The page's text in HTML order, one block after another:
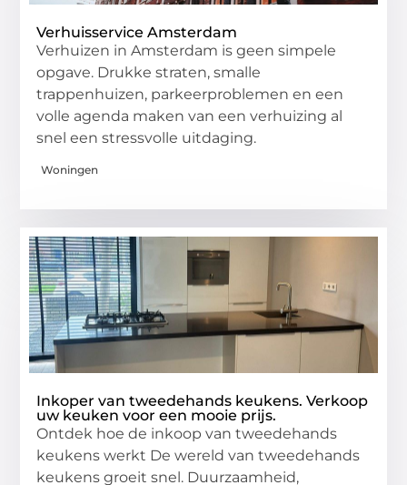
Verhuisservice Amsterdam
Verhuizen in Amsterdam is geen simpele
opgave. Drukke straten, smalle
trappenhuizen, parkeerproblemen en een
volle agenda maken van een verhuizing al
snel een stressvolle uitdaging.
Woningen
Inkoper van tweedehands keukens. Verkoop
uw keuken voor een mooie prijs.
Ontdek hoe de inkoop van tweedehands
keukens werkt De wereld van tweedehands
keukens groeit snel. Duurzaamheid,